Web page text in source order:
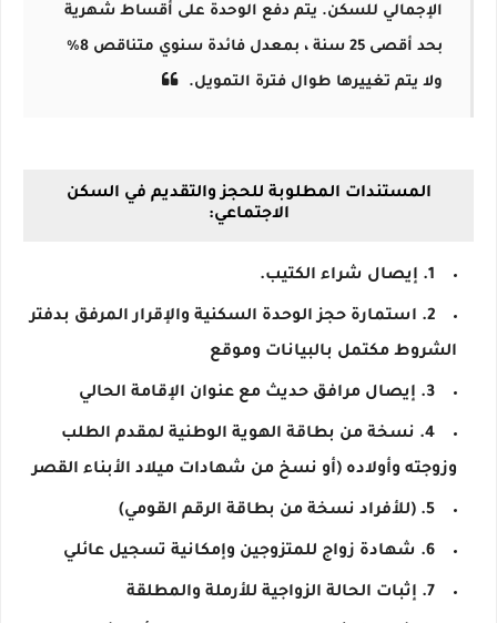
الإجمالي للسكن. يتم دفع الوحدة على أقساط شهرية
بحد أقصى 25 سنة ، بمعدل فائدة سنوي متناقص 8٪
ولا يتم تغييرها طوال فترة التمويل.
المستندات المطلوبة للحجز والتقديم في السكن
الاجتماعي:
1. إيصال شراء الكتيب.
2. استمارة حجز الوحدة السكنية والإقرار المرفق بدفتر
الشروط مكتمل بالبيانات وموقع
3. إيصال مرافق حديث مع عنوان الإقامة الحالي
4. نسخة من بطاقة الهوية الوطنية لمقدم الطلب
وزوجته وأولاده (أو نسخ من شهادات ميلاد الأبناء القصر
5. (للأفراد نسخة من بطاقة الرقم القومي)
6. شهادة زواج للمتزوجين وإمكانية تسجيل عائلي
7. إثبات الحالة الزواجية للأرملة والمطلقة